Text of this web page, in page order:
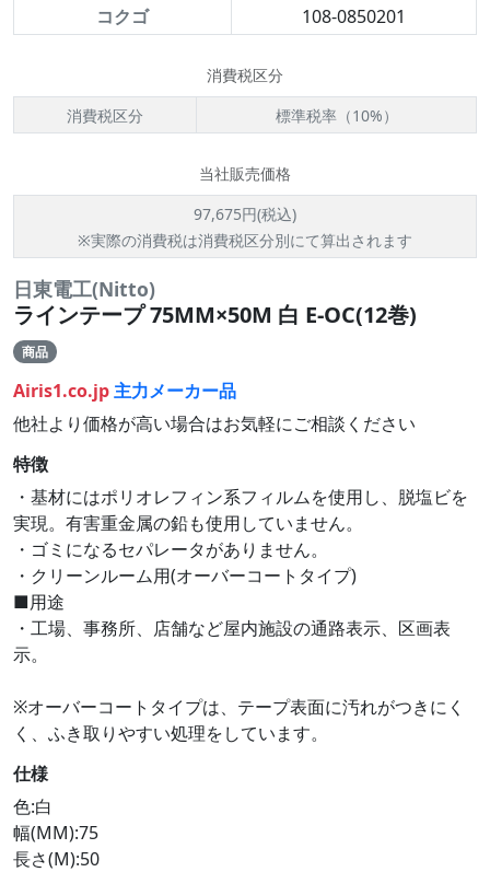
コクゴ
108-0850201
消費税区分
消費税区分
標準税率（10%）
当社販売価格
97,675円(税込)
※実際の消費税は消費税区分別にて算出されます
日東電工(Nitto)
ラインテープ 75MM×50M 白 E-OC(12巻)
商品
Airis1.co.jp主力メーカー品
他社より価格が高い場合はお気軽にご相談ください
特徴
・基材にはポリオレフィン系フィルムを使用し、脱塩ビを
実現。有害重金属の鉛も使用していません。
・ゴミになるセパレータがありません。
・クリーンルーム用(オーバーコートタイプ)
■用途
・工場、事務所、店舗など屋内施設の通路表示、区画表
示。
※オーバーコートタイプは、テープ表面に汚れがつきにく
く、ふき取りやすい処理をしています。
仕様
色:白
幅(MM):75
長さ(M):50